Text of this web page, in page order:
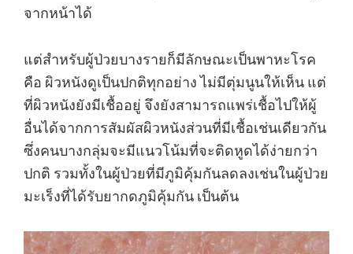
จากหน้าได้
แต่สำหรับผู้ป่วยบางรายก็มีลักษณะเป็นพาหะโรค
คือ ผิวหนังดูเป็นปกติทุกอย่าง ไม่มีตุ่มนูนให้เห็น แต่
ที่ผิวหนังยังมีเชื้ออยู่ จึงยังสามารถแพร่เชื้อไปให้ผู้
อื่นได้จากการสัมผัสผิวหนังส่วนที่มีเชื้อเช่นเดียวกัน
ซึ่งคนบางกลุ่มจะมีแนวโน้มที่จะติดหูดได้ง่ายกว่า
ปกติ รวมทั้งในผู้ป่วยที่มีภูมิคุ้มกันลดลงเช่นในผู้ป่วย
มะเร็งที่ได้รับยากดภูมิคุ้มกัน เป็นต้น